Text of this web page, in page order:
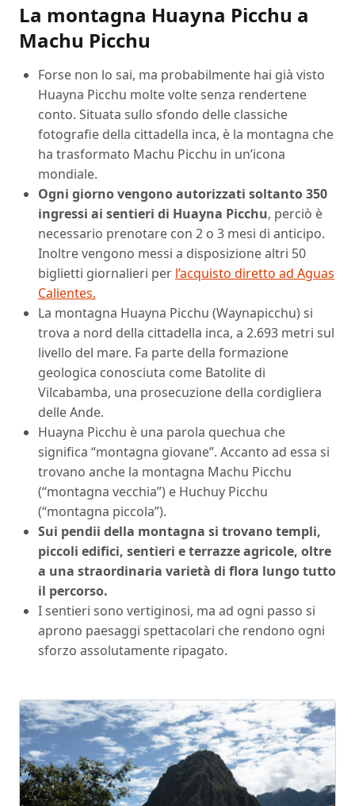
La montagna Huayna Picchu a
Machu Picchu
Forse non lo sai, ma probabilmente hai già visto
Huayna Picchu molte volte senza rendertene
conto. Situata sullo sfondo delle classiche
fotografie della cittadella inca, è la montagna che
ha trasformato Machu Picchu in un’icona
mondiale.
Ogni giorno vengono autorizzati soltanto 350
ingressi ai sentieri di Huayna Picchu, perciò è
necessario prenotare con 2 o 3 mesi di anticipo.
Inoltre vengono messi a disposizione altri 50
biglietti giornalieri per l’acquisto diretto ad Aguas
Calientes.
La montagna Huayna Picchu (Waynapicchu) si
trova a nord della cittadella inca, a 2.693 metri sul
livello del mare. Fa parte della formazione
geologica conosciuta come Batolite di
Vilcabamba, una prosecuzione della cordigliera
delle Ande.
Huayna Picchu è una parola quechua che
significa “montagna giovane”. Accanto ad essa si
trovano anche la montagna Machu Picchu
(“montagna vecchia”) e Huchuy Picchu
(“montagna piccola”).
Sui pendii della montagna si trovano templi,
piccoli edifici, sentieri e terrazze agricole, oltre
a una straordinaria varietà di flora lungo tutto
il percorso.
I sentieri sono vertiginosi, ma ad ogni passo si
aprono paesaggi spettacolari che rendono ogni
sforzo assolutamente ripagato.